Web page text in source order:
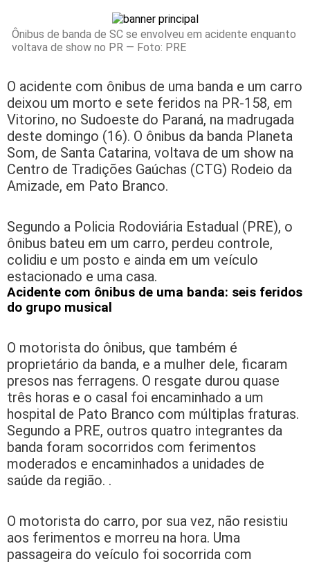
Ônibus de banda de SC se envolveu em acidente enquanto
voltava de show no PR — Foto: PRE
O acidente com ônibus de uma banda e um carro
deixou um morto e sete feridos na PR-158, em
Vitorino, no Sudoeste do Paraná, na madrugada
deste domingo (16). O ônibus da banda Planeta
Som, de Santa Catarina, voltava de um show na
Centro de Tradições Gaúchas (CTG) Rodeio da
Amizade, em Pato Branco.
Segundo a Policia Rodoviária Estadual (PRE), o
ônibus bateu em um carro, perdeu controle,
colidiu e um posto e ainda em um veículo
estacionado e uma casa.
Acidente com ônibus de uma banda: seis feridos
do grupo musical
O motorista do ônibus, que também é
proprietário da banda, e a mulher dele, ficaram
presos nas ferragens. O resgate durou quase
três horas e o casal foi encaminhado a um
hospital de Pato Branco com múltiplas fraturas.
Segundo a PRE, outros quatro integrantes da
banda foram socorridos com ferimentos
moderados e encaminhados a unidades de
saúde da região. .
O motorista do carro, por sua vez, não resistiu
aos ferimentos e morreu na hora. Uma
passageira do veículo foi socorrida com